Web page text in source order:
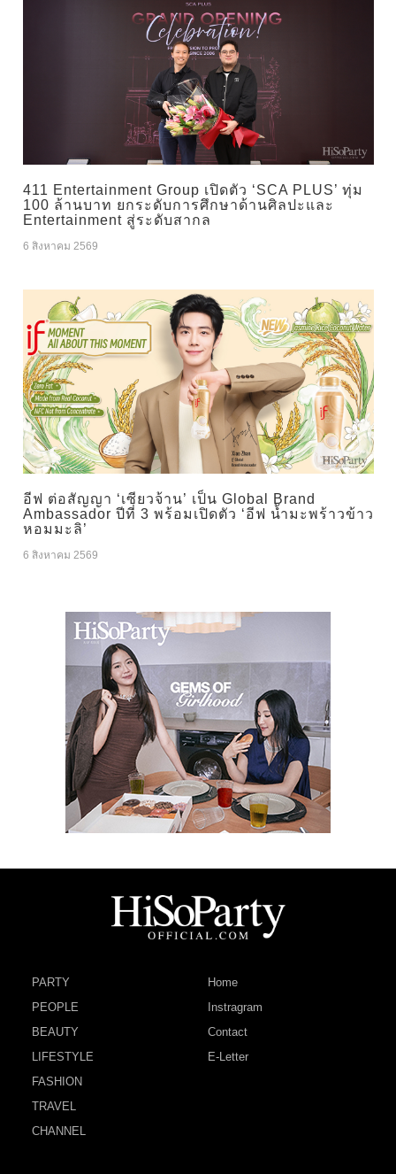
411 Entertainment Group เปิดตัว ‘SCA PLUS’ ทุ่ม
100 ล้านบาท ยกระดับการศึกษาด้านศิลปะและ
Entertainment สู่ระดับสากล
6 สิงหาคม 2569
อีฟ ต่อสัญญา ‘เซียวจ้าน’ เป็น Global Brand
Ambassador ปีที่ 3 พร้อมเปิดตัว ‘อีฟ น้ำมะพร้าวข้าว
หอมมะลิ’
6 สิงหาคม 2569
PARTY
PEOPLE
BEAUTY
LIFESTYLE
FASHION
TRAVEL
CHANNEL
Home
Instragram
Contact
E-Letter